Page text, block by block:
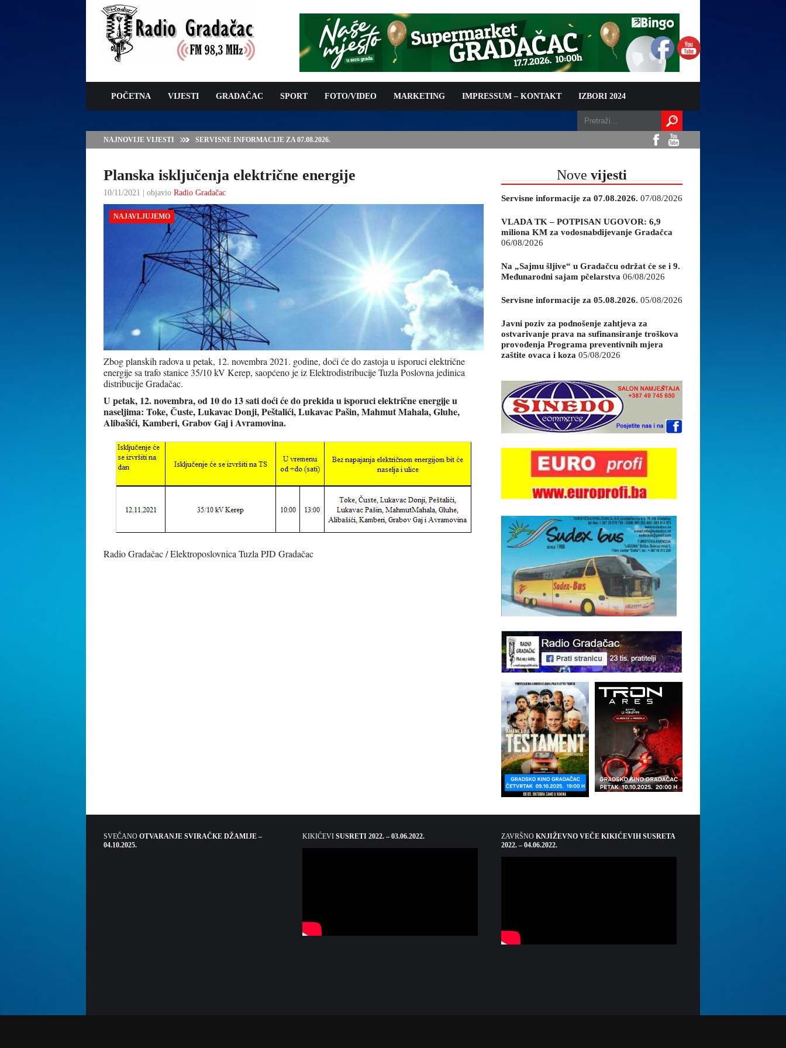
POČETNA VIJESTI GRADAČAC SPORT FOTO/VIDEO MARKETING IMPRESSUM – KONTAKT IZBORI 2024
NAJNOVIJE VIJESTI
VLADA TK – POTPISAN UGOVOR: 6,9 MILIONA KM ZA VODOSNABDIJEVANJE
GRADAČCA
Planska isključenja električne energije
10/11/2021 | objavio Radio Gradačac
NAJAVLJUJEMO
Zbog planskih radova u petak, 12. novembra 2021. godine, doći će do zastoja u isporuci električne
energije sa trafo stanice 35/10 kV Kerep, saopćeno je iz Elektrodistribucije Tuzla Poslovna jedinica
distribucije Gradačac.
U petak, 12. novembra,od 10 do 13 sati doći će do prekida u isporuci električne energije u
naseljima: Toke, Čuste, Lukavac Donji, Peštalići, Lukavac Pašin, Mahmut Mahala, Gluhe,
Alibašići, Kamberi, Grabov Gaj i Avramovina.
Radio Gradačac / Elektroposlovnica Tuzla PJD Gradačac
Nove vijesti
Servisne informacije za 07.08.2026. 07/08/2026
VLADA TK – POTPISAN UGOVOR: 6,9
miliona KM za vodosnabdijevanje Gradačca
06/08/2026
Na „Sajmu šljive“ u Gradačcu održat će se i 9.
Međunarodni sajam pčelarstva 06/08/2026
Servisne informacije za 05.08.2026. 05/08/2026
Javni poziv za podnošenje zahtjeva za
ostvarivanje prava na sufinansiranje troškova
provođenja Programa preventivnih mjera
zaštite ovaca i koza 05/08/2026
SVEČANO OTVARANJE SVIRAČKE DŽAMIJE –
04.10.2025.
KIKIĆEVI SUSRETI 2022. – 03.06.2022. ZAVRŠNO KNJIŽEVNO VEČE KIKIĆEVIH SUSRETA
2022. – 04.06.2022.